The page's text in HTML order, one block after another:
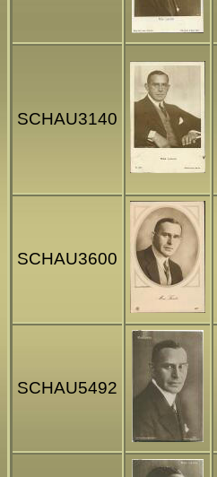
SCHAU3140
SCHAU3600
SCHAU5492